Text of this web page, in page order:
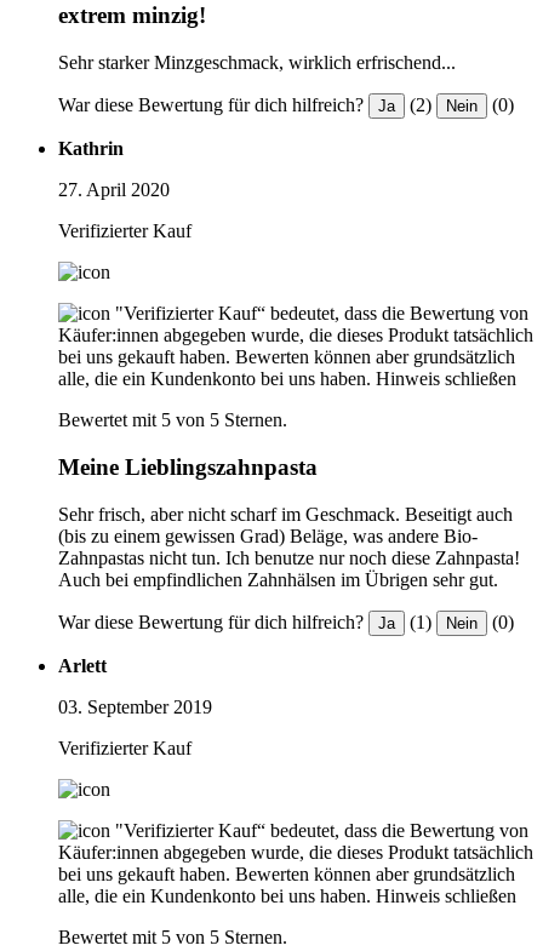
extrem minzig!
Sehr starker Minzgeschmack, wirklich erfrischend...
War diese Bewertung für dich hilfreich? Ja (2) Nein (0)
Kathrin
27. April 2020
Verifizierter Kauf
"Verifizierter Kauf“ bedeutet, dass die Bewertung von
Käufer:innen abgegeben wurde, die dieses Produkt tatsächlich
bei uns gekauft haben. Bewerten können aber grundsätzlich
alle, die ein Kundenkonto bei uns haben. Hinweis schließen
Bewertet mit 5 von 5 Sternen.
Meine Lieblingszahnpasta
Sehr frisch, aber nicht scharf im Geschmack. Beseitigt auch
(bis zu einem gewissen Grad) Beläge, was andere Bio-
Zahnpastas nicht tun. Ich benutze nur noch diese Zahnpasta!
Auch bei empfindlichen Zahnhälsen im Übrigen sehr gut.
War diese Bewertung für dich hilfreich? Ja (1) Nein (0)
Arlett
03. September 2019
Verifizierter Kauf
"Verifizierter Kauf“ bedeutet, dass die Bewertung von
Käufer:innen abgegeben wurde, die dieses Produkt tatsächlich
bei uns gekauft haben. Bewerten können aber grundsätzlich
alle, die ein Kundenkonto bei uns haben. Hinweis schließen
Bewertet mit 5 von 5 Sternen.